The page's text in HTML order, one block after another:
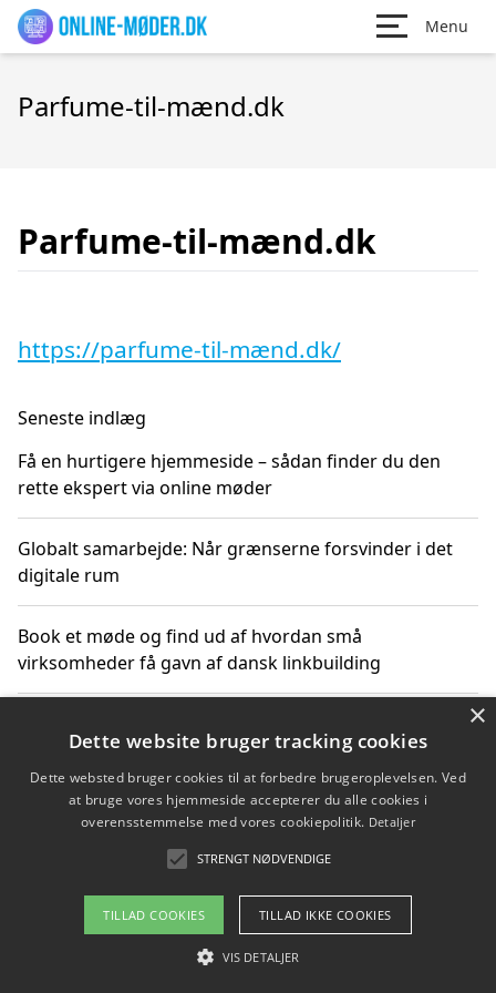
Menu
Parfume-til-mænd.dk
Parfume-til-mænd.dk
https://parfume-til-mænd.dk/
Seneste indlæg
Få en hurtigere hjemmeside – sådan finder du den
rette ekspert via online møder
Globalt samarbejde: Når grænserne forsvinder i det
digitale rum
Book et møde og find ud af hvordan små
virksomheder få gavn af dansk linkbuilding
får du indgår et samarbejde
Hold et møde med en WordPress ekspert og vælg den
mest professionelle til at vedligeholde din løsning
Copyright 2026 - Pilanto Aps
Om / kontakt
×
Dette website bruger tracking cookies
Dette websted bruger cookies til at forbedre brugeroplevelsen. Ved
at bruge vores hjemmeside accepterer du alle cookies i
overensstemmelse med vores cookiepolitik. Detaljer
STRENGT NØDVENDIGE
TILLAD COOKIES TILLAD IKKE COOKIES
VIS DETALJER